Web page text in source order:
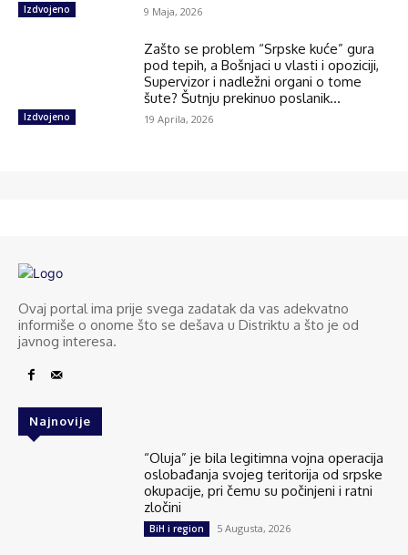
Izdvojeno 9 Maja, 2026
Izdvojeno
Zašto se problem “Srpske kuće” gura
pod tepih, a Bošnjaci u vlasti i opoziciji,
Supervizor i nadležni organi o tome
šute? Šutnju prekinuo poslanik...
19 Aprila, 2026
Ovaj portal ima prije svega zadatak da vas adekvatno
informiše o onome što se dešava u Distriktu a što je od
javnog interesa.
Najnovije
“Oluja” je bila legitimna vojna operacija
oslobađanja svojeg teritorija od srpske
okupacije, pri čemu su počinjeni i ratni
zločini
BiH i region 5 Augusta, 2026